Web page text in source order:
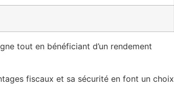
tout en bénéficiant d’un rendement
fiscaux et sa sécurité en font un choix